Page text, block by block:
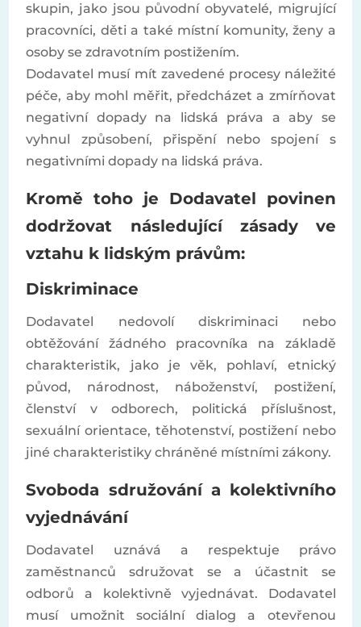
skupin, jako jsou původní obyvatelé, migrující
pracovníci, děti a také místní komunity, ženy a
osoby se zdravotním postižením.
Dodavatel musí mít zavedené procesy náležité
péče, aby mohl měřit, předcházet a zmírňovat
negativní dopady na lidská práva a aby se
vyhnul způsobení, přispění nebo spojení s
negativními dopady na lidská práva.
Kromě toho je Dodavatel povinen
dodržovat následující zásady ve
vztahu k lidským právům:
Diskriminace
Dodavatel nedovolí diskriminaci nebo
obtěžování žádného pracovníka na základě
charakteristik, jako je věk, pohlaví, etnický
původ, národnost, náboženství, postižení,
členství v odborech, politická příslušnost,
sexuální orientace, těhotenství, postižení nebo
jiné charakteristiky chráněné místními zákony.
Svoboda sdružování a kolektivního
vyjednávání
Dodavatel uznává a respektuje právo
zaměstnanců sdružovat se a účastnit se
odborů a kolektivně vyjednávat. Dodavatel
musí umožnit sociální dialog a otevřenou